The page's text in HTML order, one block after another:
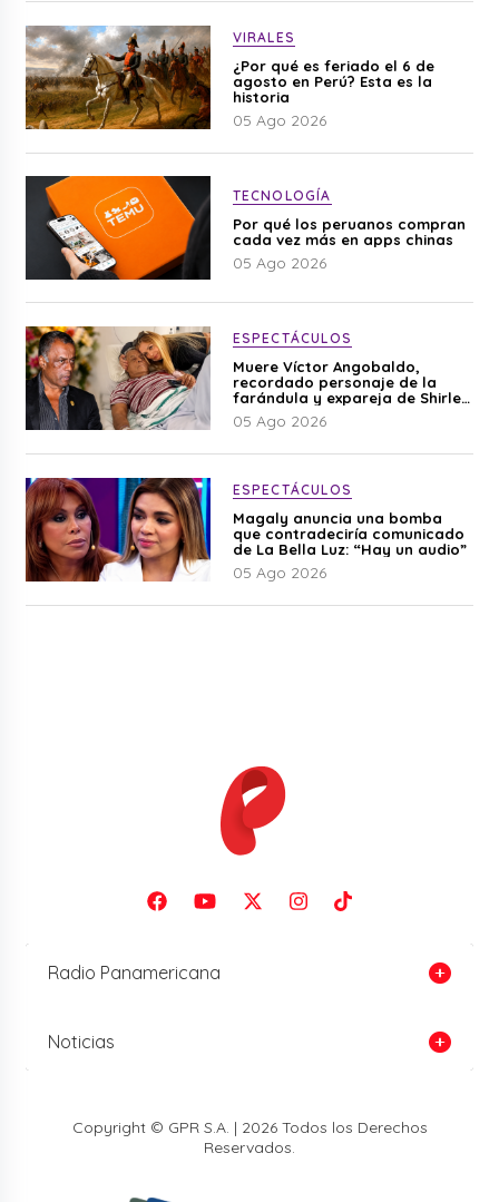
VIRALES
¿Por qué es feriado el 6 de
agosto en Perú? Esta es la
historia
05 Ago 2026
TECNOLOGÍA
Por qué los peruanos compran
cada vez más en apps chinas
05 Ago 2026
ESPECTÁCULOS
Muere Víctor Angobaldo,
recordado personaje de la
farándula y expareja de Shirley
Cherres
05 Ago 2026
ESPECTÁCULOS
Magaly anuncia una bomba
que contradeciría comunicado
de La Bella Luz: “Hay un audio”
05 Ago 2026
Radio Panamericana
Noticias
Copyright © GPR S.A. | 2026 Todos los Derechos
Reservados.